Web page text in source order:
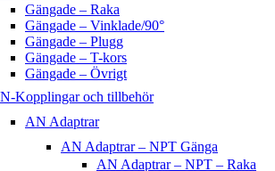
Gängade – Raka
Gängade – Vinklade/90°
Gängade – Plugg
Gängade – T-kors
Gängade – Övrigt
Kopplingar och tillbehör
AN Adaptrar
AN Adaptrar – NPT Gänga
AN Adaptrar – NPT – Raka